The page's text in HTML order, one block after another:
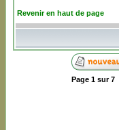
Revenir en haut de page
Page 1sur7